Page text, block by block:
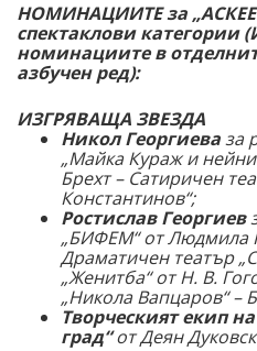
НОМИНАЦИИТЕ за
спектаклови категории
номинациите в
азбучен ред):
ИЗГРЯВАЩА ЗВЕЗДА
Никол Георгиеваза
„Майка Кураж и
Брехт – Сатиричен
Константинов“;
Ростислав Георгиев
„БИФЕМ“ от Людмила
Драматичен театър
„Женитба“ от Н. В.
„Никола Вапцаров“–
Творческият екип
град“от Деян